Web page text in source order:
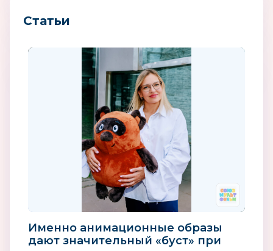
Статьи
Именно анимационные образы
дают значительный «буст» при